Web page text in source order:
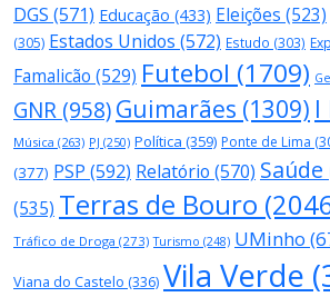
DGS (571) Educação (433) Eleições (523)
(305) Estados Unidos (572) Estudo (303)
Famalicão (529) Futebol (1709)
GNR (958)Guimarães (1309) I
Música (263) PJ (250) Política (359) Ponte de Lima
(377) PSP (592) Relatório (570) Saúde
(535) Terras de Bouro
Tráfico de Droga (273) Turismo (248) UMinho
Viana do Castelo (336) Vila Verde